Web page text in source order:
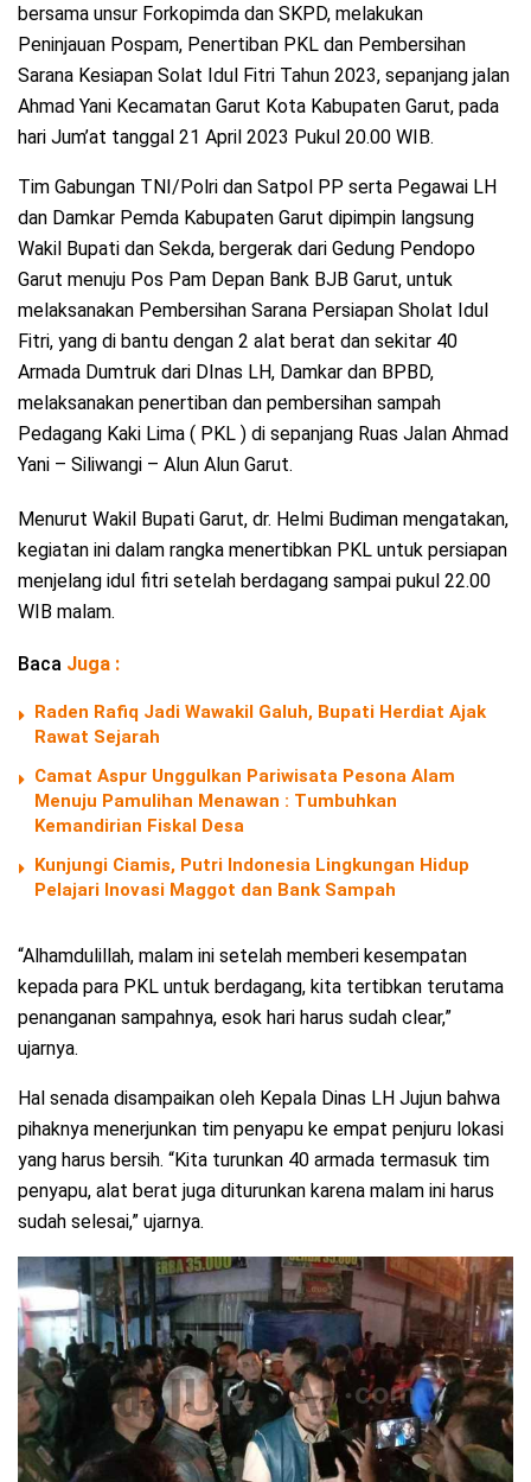
bersama unsur Forkopimda dan SKPD, melakukan
Peninjauan Pospam, Penertiban PKL dan Pembersihan
Sarana Kesiapan Solat Idul Fitri Tahun 2023, sepanjang jalan
Ahmad Yani Kecamatan Garut Kota Kabupaten Garut, pada
hari Jum’at tanggal 21 April 2023 Pukul 20.00 WIB.
Tim Gabungan TNI/Polri dan Satpol PP serta Pegawai LH
dan Damkar Pemda Kabupaten Garut dipimpin langsung
Wakil Bupati dan Sekda, bergerak dari Gedung Pendopo
Garut menuju Pos Pam Depan Bank BJB Garut, untuk
melaksanakan Pembersihan Sarana Persiapan Sholat Idul
Fitri, yang di bantu dengan 2 alat berat dan sekitar 40
Armada Dumtruk dari DInas LH, Damkar dan BPBD,
melaksanakan penertiban dan pembersihan sampah
Pedagang Kaki Lima ( PKL ) di sepanjang Ruas Jalan Ahmad
Yani – Siliwangi – Alun Alun Garut.
Menurut Wakil Bupati Garut, dr. Helmi Budiman mengatakan,
kegiatan ini dalam rangka menertibkan PKL untuk persiapan
menjelang idul fitri setelah berdagang sampai pukul 22.00
WIB malam.
Baca Juga :
Raden Rafiq Jadi Wawakil Galuh, Bupati Herdiat Ajak
Rawat Sejarah
Camat Aspur Unggulkan Pariwisata Pesona Alam
Menuju Pamulihan Menawan : Tumbuhkan
Kemandirian Fiskal Desa
Kunjungi Ciamis, Putri Indonesia Lingkungan Hidup
Pelajari Inovasi Maggot dan Bank Sampah
“Alhamdulillah, malam ini setelah memberi kesempatan
kepada para PKL untuk berdagang, kita tertibkan terutama
penanganan sampahnya, esok hari harus sudah clear,”
ujarnya.
Hal senada disampaikan oleh Kepala Dinas LH Jujun bahwa
pihaknya menerjunkan tim penyapu ke empat penjuru lokasi
yang harus bersih. “Kita turunkan 40 armada termasuk tim
penyapu, alat berat juga diturunkan karena malam ini harus
sudah selesai,” ujarnya.